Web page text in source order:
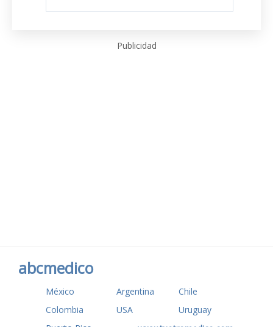
Publicidad
abcmedico
México Argentina
Chile
Colombia
USA
Uruguay